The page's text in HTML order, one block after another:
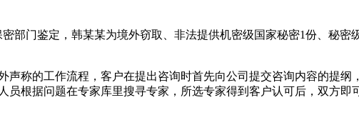
门鉴定，韩某某为境外窃取、非法提供机密级国家秘密1份、秘密
的工作流程，客户在提出咨询时首先向公司提交咨询内容的提纲
根据问题在专家库里搜寻专家，所选专家得到客户认可后，双方即